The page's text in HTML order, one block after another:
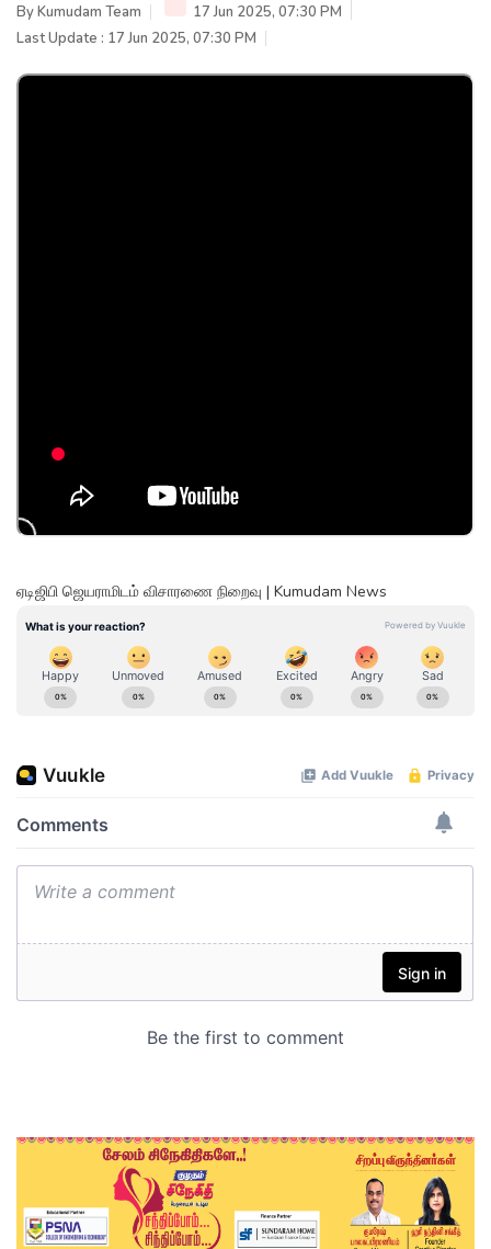
ByKumudam Team
17 Jun 2025, 07:30 PM
Last Update : 17 Jun 2025, 07:30 PM
ஏடிஜிபி ஜெயராமிடம் விசாரணை நிறைவு | Kumudam News